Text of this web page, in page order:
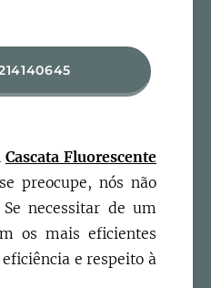
Cascata Fluorescente
preocupe, nós não
necessitar de um
os mais eficientes
e respeito à